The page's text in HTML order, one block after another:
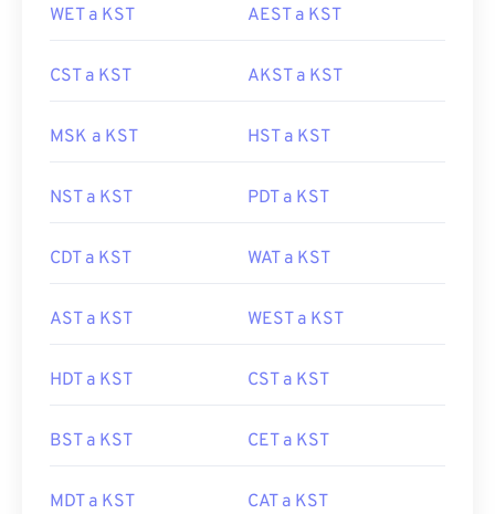
WET a KST AEST a KST
CST a KST AKST a KST
MSK a KST HST a KST
NST a KST PDT a KST
CDT a KST WAT a KST
AST a KST WEST a KST
HDT a KST CST a KST
BST a KST CET a KST
MDT a KST CAT a KST